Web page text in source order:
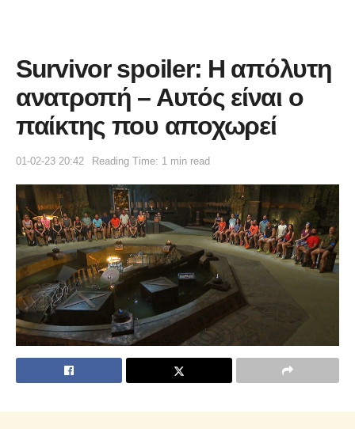
Survivor spoiler: Η απόλυτη
ανατροπή – Αυτός είναι ο
παίκτης που αποχωρεί
01-02-23 20:42 Reading Time: 1 min read